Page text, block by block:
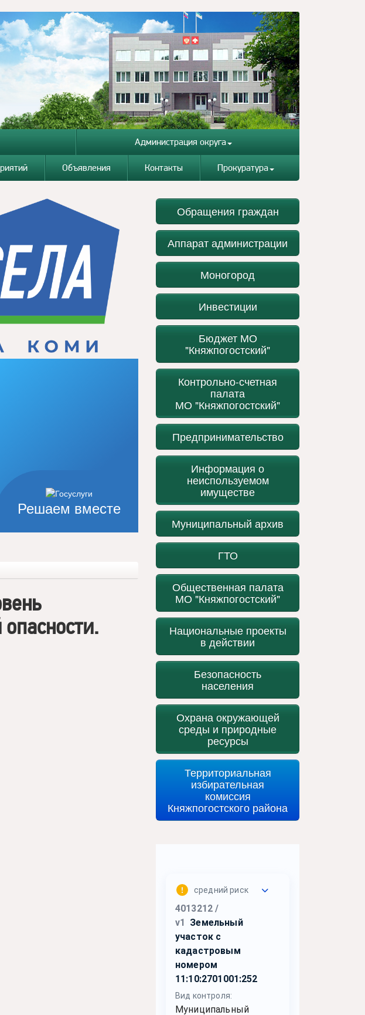
Администрация округа
Объявления Контакты Прокуратура
Решаем вместе
Обращения граждан
Аппарат администрации
Моногород
Инвестиции
Бюджет МО
"Княжпогостский"
Контрольно-счетная
палата
МО "Княжпогостский"
Предпринимательство
Информация о
неиспользуемом
имуществе
Муниципальный архив
ГТО
Общественная палата
МО "Княжпогостский"
Национальные проекты
в действии
Безопасность
населения
Охрана окружающей
среды и природные
ресурсы
Территориальная
избирательная
комиссия
Княжпогостского района